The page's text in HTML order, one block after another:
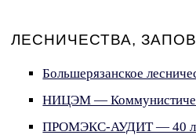
ЛЕСНИЧЕСТВА,
Большерязанское
НИЦЭМ —
ПРОМЭКС-АУДИТ — 40